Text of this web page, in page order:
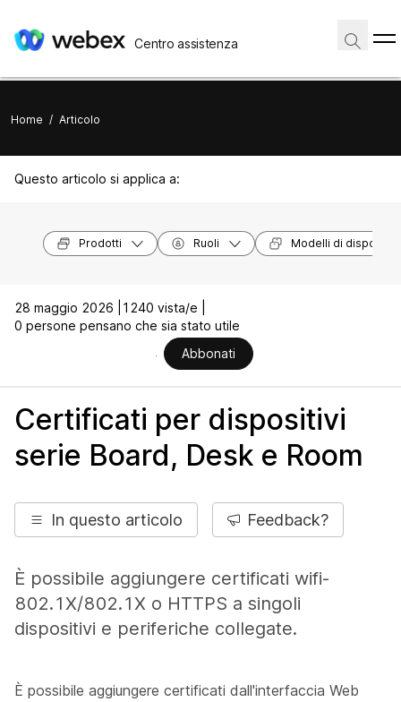
Centro assistenza
Home / Articolo
Questo articolo si applica a:
Prodotti Ruoli Modelli di dispositivi
28 maggio 2026 |
1240 vista/e |
0 persone pensano che sia stato utile
Abbonati
Certificati per dispositivi
serie Board, Desk e Room
In questo articolo Feedback?
È possibile aggiungere certificati wifi-
802.1X/802.1X o HTTPS a singoli
dispositivi e periferiche collegate.
È possibile aggiungere certificati dall'interfaccia Web